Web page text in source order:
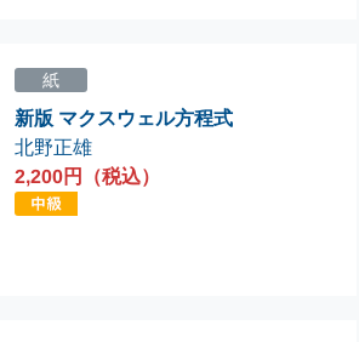
紙
新版 マクスウェル方程式
北野正雄
2,200円（税込）